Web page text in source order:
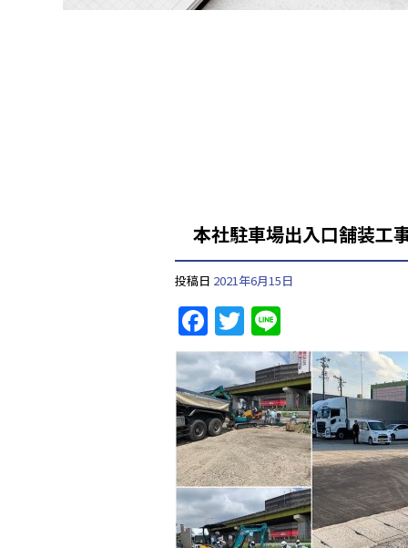
本社駐車場出入口舗装工
投稿日 2021年6月15日
F
a
c
e
b
o
o
k
T
w
itt
er
n
e